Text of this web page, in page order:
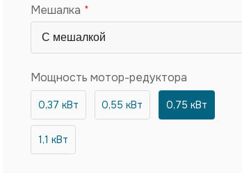
Мешалка
Мощность мотор-редуктора
0,37 кВт 0,55 кВт 0,75 кВт
1,1 кВт